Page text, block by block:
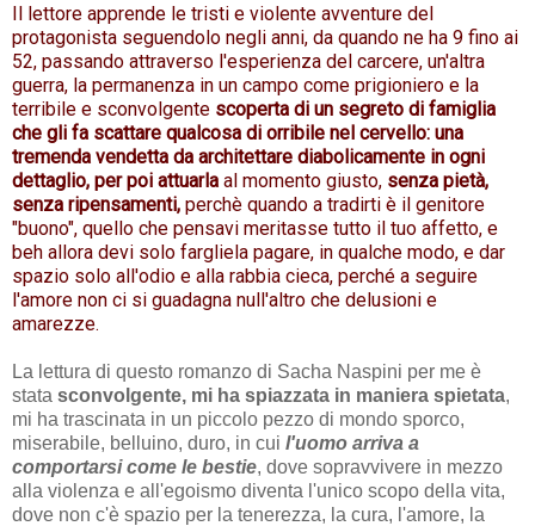
Il lettore apprende le tristi e violente avventure del
protagonista seguendolo negli anni, da quando ne ha 9 fino ai
52, passando attraverso l'esperienza del carcere, un'altra
guerra, la permanenza in un campo come prigioniero e la
terribile e sconvolgente scoperta di un segreto di famiglia
che gli fa scattare qualcosa di orribile nel cervello: una
tremenda vendetta da architettare diabolicamente in ogni
dettaglio, per poi attuarla al momento giusto, senza pietà,
senza ripensamenti, perchè quando a tradirti è il genitore
"buono", quello che pensavi meritasse tutto il tuo affetto, e
beh allora devi solo fargliela pagare, in qualche modo, e dar
spazio solo all'odio e alla rabbia cieca, perché a seguire
l'amore non ci si guadagna null'altro che delusioni e
amarezze.
La lettura di questo romanzo di Sacha Naspini per me è
stata sconvolgente, mi ha spiazzata in maniera spietata,
mi ha trascinata in un piccolo pezzo di mondo sporco,
miserabile, belluino, duro, in cui l'uomo arriva a
comportarsi come le bestie, dove sopravvivere in mezzo
alla violenza e all'egoismo diventa l'unico scopo della vita,
dove non c'è spazio per la tenerezza, la cura, l'amore, la